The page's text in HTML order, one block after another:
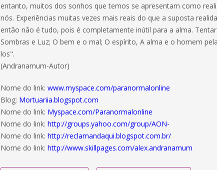
entanto, muitos dos sonhos que temos se apresentam como
nós. Experiências muitas vezes mais reais do que a suposta
então não é tudo, pois é completamente inútil para a alma.
Sombras e Luz; O bem e o mal; O espírito, A alma e o homem
los".
(Andranamum-Autor)
Nome do link:www.myspace.com/paranormalonline
Blog: Mortuariia.blogspot.com
Nome do link: Myspace.com/Paranormalonline
Nome do link:http://groups.yahoo.com/group/AON-
Nome do link:http://reclamandaqui.blogspot.com.br/
Nome do link:http://www.skillpages.com/alex.andranamum